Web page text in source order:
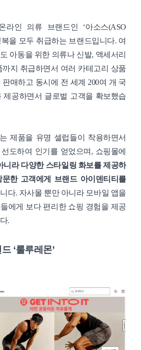
라인 의류 브랜드인 ‘아소스(ASO
복을 모두 취급하는 브랜드입니다. 여
아동을 위한 의류나 신발, 액세서리
지 취급하면서 여러 카테고리 상품
매하고 동시에 전 세계 200여 개 국
제공하면서 글로벌 고객을 확보했습
제품을 유명 셀럽들이 착용하면서
도하여 인기를 얻었으며, 쇼핑몰에
니라 다양한 스타일링 화보를 제공하
한 고객에게 브랜드 아이덴티티를
다. 자사몰 뿐만 아니라 모바일 앱을
에게 보다 편리한 쇼핑 경험을 제공
.
‘룰루레몬’